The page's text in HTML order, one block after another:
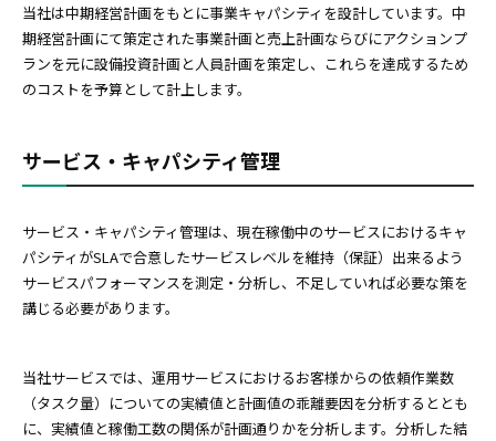
当社は中期経営計画をもとに事業キャパシティを設計しています。中
期経営計画にて策定された事業計画と売上計画ならびにアクションプ
ランを元に設備投資計画と人員計画を策定し、これらを達成するため
のコストを予算として計上します。
サービス・キャパシティ管理
サービス・キャパシティ管理は、現在稼働中のサービスにおけるキャ
パシティがSLAで合意したサービスレベルを維持（保証）出来るよう
サービスパフォーマンスを測定・分析し、不足していれば必要な策を
講じる必要があります。
当社サービスでは、運用サービスにおけるお客様からの依頼作業数
（タスク量）についての実績値と計画値の乖離要因を分析するととも
に、実績値と稼働工数の関係が計画通りかを分析します。分析した結